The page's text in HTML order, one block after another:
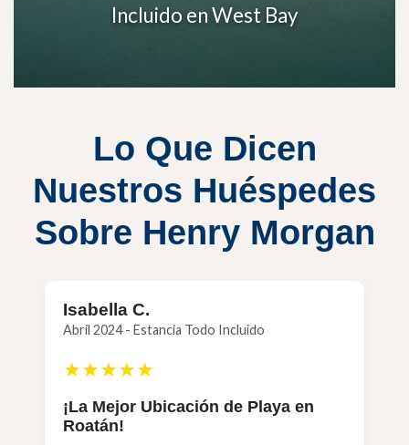
Incluido en West Bay
Lo Que Dicen
Nuestros Huéspedes
Sobre Henry Morgan
Isabella C.
Abril 2024 - Estancia Todo Incluido
★★★★★
¡La Mejor Ubicación de Playa en
Roatán!